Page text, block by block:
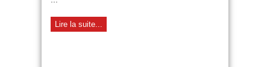
Lire la suite...